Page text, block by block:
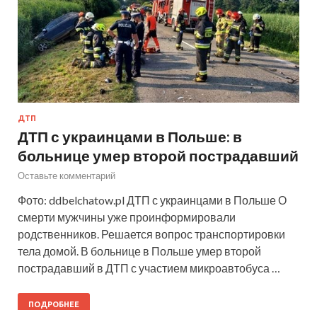
ДТП
ДТП с украинцами в Польше: в
больнице умер второй пострадавший
Оставьте комментарий
Фото: ddbelchatow.pl ДТП с украинцами в Польше О
смерти мужчины уже проинформировали
родственников. Решается вопрос транспортировки
тела домой. В больнице в Польше умер второй
пострадавший в ДТП с участием микроавтобуса …
ПОДРОБНЕЕ